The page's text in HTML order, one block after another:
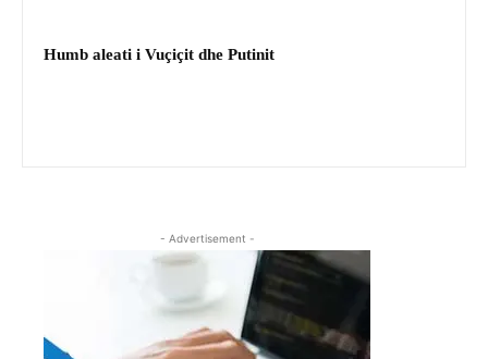
Humb aleati i Vuçiçit dhe Putinit
- Advertisement -